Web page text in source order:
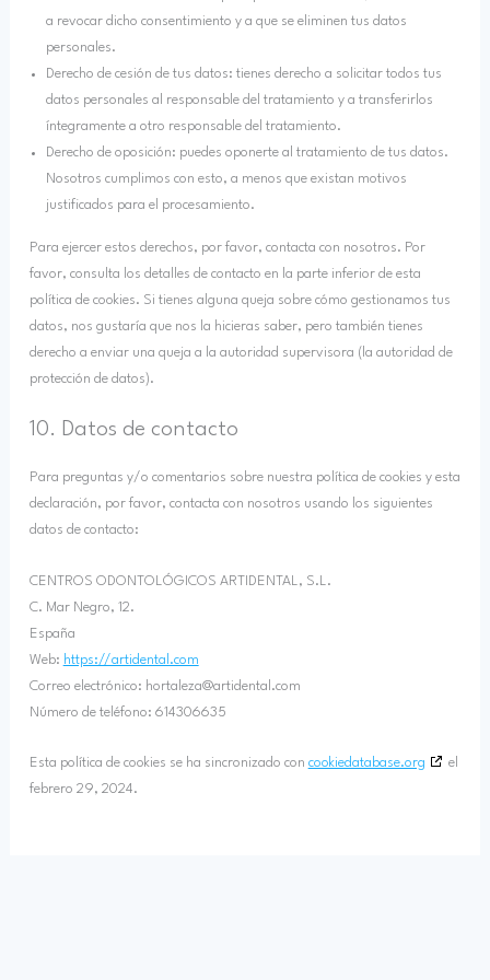
a revocar dicho consentimiento y a que se eliminen tus datos
personales.
Derecho de cesión de tus datos: tienes derecho a solicitar todos tus
datos personales al responsable del tratamiento y a transferirlos
íntegramente a otro responsable del tratamiento.
Derecho de oposición: puedes oponerte al tratamiento de tus datos.
Nosotros cumplimos con esto, a menos que existan motivos
justificados para el procesamiento.
Para ejercer estos derechos, por favor, contacta con nosotros. Por
favor, consulta los detalles de contacto en la parte inferior de esta
política de cookies. Si tienes alguna queja sobre cómo gestionamos tus
datos, nos gustaría que nos la hicieras saber, pero también tienes
derecho a enviar una queja a la autoridad supervisora (la autoridad de
protección de datos).
10. Datos de contacto
Para preguntas y/o comentarios sobre nuestra política de cookies y esta
declaración, por favor, contacta con nosotros usando los siguientes
datos de contacto:
CENTROS ODONTOLÓGICOS ARTIDENTAL, S.L.
C. Mar Negro, 12.
España
Web: https://artidental.com
Correo electrónico: hortaleza@artidental.com
Número de teléfono: 614306635
Esta política de cookies se ha sincronizado con cookiedatabase.org
el
febrero 29, 2024.